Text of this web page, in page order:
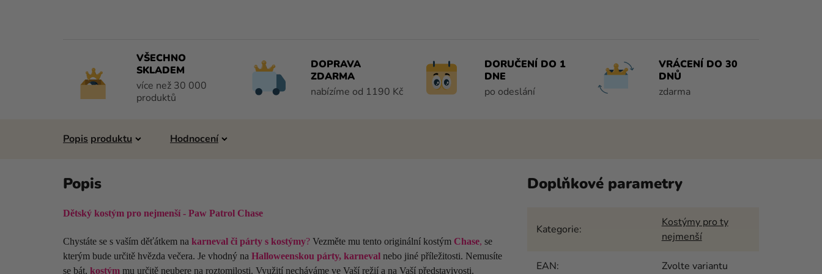
VŠECHNO
SKLADEM
více než 30 000
produktů
DOPRAVA
ZDARMA
nabízíme od 1190 Kč
DORUČENÍ DO 1
DNE
po odeslání
VRÁCENÍ DO 30
DNŮ
zdarma
Popis Hodnocení
Dětský kostým pro nejmenší - Paw Patrol Chase
Chystáte se s vaším děťátkem na karneval či párty s kostýmy? Vezměte mu tento originální kostým Chase, se
kterým bude určitě hvězda večera. Je vhodný na Halloweenskou párty, karneval nebo jiné příležitosti. Nemusíte
se bát, kostým mu určitě neubere na roztomilosti. Využití necháváme ve Vaší režií a na Vaší představivosti.
Doplňkové parametry
Kategorie:
Kostýmy pro ty
nejmenší
EAN: Zvolte variantu